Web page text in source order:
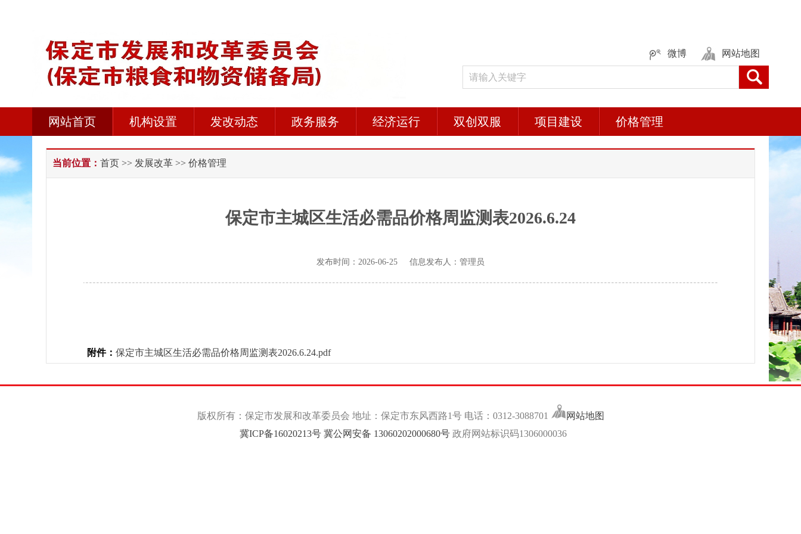
微博 网站地图
网站首页 机构设置 发改动态 政务服务 经济运行 双创双服 项目建设 价格管理
当前位置： 首页 >> 发展改革 >> 价格管理
保定市主城区生活必需品价格周监测表2026.6.24
发布时间：2026-06-25 信息发布人：管理员
附件： 保定市主城区生活必需品价格周监测表2026.6.24.pdf
版权所有：保定市发展和改革委员会 地址：保定市东风西路1号 电话：0312-3088701
网站地图
冀ICP备16020213号 冀公网安备 13060202000680号政府网站标识码1306000036